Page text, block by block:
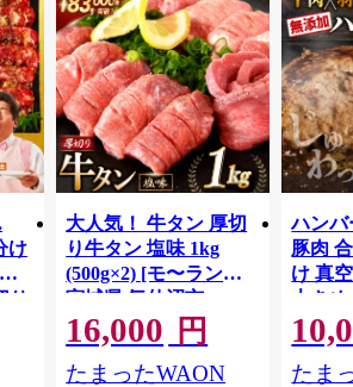
業者の方々の返礼品を通して、現在
伝えします。
け
り
大人気！ 牛タン 厚切
り牛タン 塩味 1kg
(500g×2) [モ〜ランド
宮城県 気仙沼市
20564660] 肉 牛肉 精肉
牛たん 牛タン塩 牛た
ん塩 冷凍 焼肉 BBQ ア
16,000 円
たまったWAON
ハンバ
豚肉
け 真
大き
保存
淡路島
ポーク
たま